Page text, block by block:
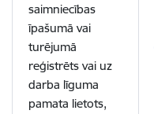
saimniecības
īpašumā vai
turējumā
reģistrēts vai uz
darba līguma
pamata lietots,